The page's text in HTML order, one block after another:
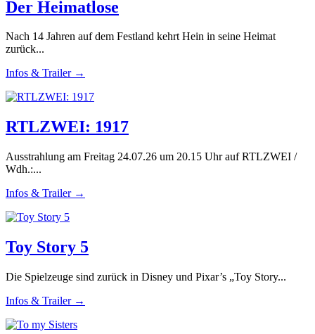
Der Heimatlose
Nach 14 Jahren auf dem Festland kehrt Hein in seine Heimat
zurück...
Infos & Trailer →
RTLZWEI: 1917
Ausstrahlung am Freitag 24.07.26 um 20.15 Uhr auf RTLZWEI /
Wdh.:...
Infos & Trailer →
Toy Story 5
Die Spielzeuge sind zurück in Disney und Pixar’s „Toy Story...
Infos & Trailer →